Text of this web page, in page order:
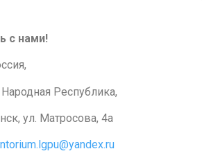
с нами!
Республика,
ул. Матросова, 4а